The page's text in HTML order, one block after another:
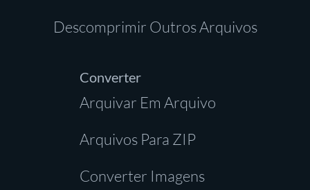
Descomprimir Outros Arquivos
Converter
Arquivar Em Arquivo
Arquivos Para ZIP
Converter Imagens